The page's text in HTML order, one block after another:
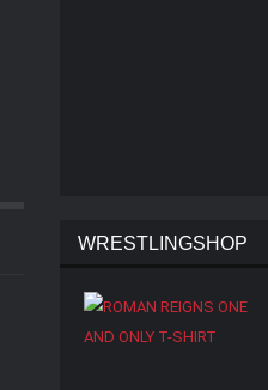
WRESTLINGSHOP